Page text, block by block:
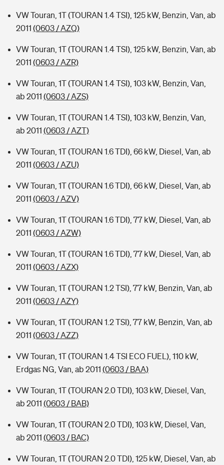
VW Touran, 1T (TOURAN 1.4 TSI), 125 kW, Benzin, Van, ab
2011 (0603 / AZQ)
VW Touran, 1T (TOURAN 1.4 TSI), 125 kW, Benzin, Van, ab
2011 (0603 / AZR)
VW Touran, 1T (TOURAN 1.4 TSI), 103 kW, Benzin, Van,
ab 2011 (0603 / AZS)
VW Touran, 1T (TOURAN 1.4 TSI), 103 kW, Benzin, Van,
ab 2011 (0603 / AZT)
VW Touran, 1T (TOURAN 1.6 TDI), 66 kW, Diesel, Van, ab
2011 (0603 / AZU)
VW Touran, 1T (TOURAN 1.6 TDI), 66 kW, Diesel, Van, ab
2011 (0603 / AZV)
VW Touran, 1T (TOURAN 1.6 TDI), 77 kW, Diesel, Van, ab
2011 (0603 / AZW)
VW Touran, 1T (TOURAN 1.6 TDI), 77 kW, Diesel, Van, ab
2011 (0603 / AZX)
VW Touran, 1T (TOURAN 1.2 TSI), 77 kW, Benzin, Van, ab
2011 (0603 / AZY)
VW Touran, 1T (TOURAN 1.2 TSI), 77 kW, Benzin, Van, ab
2011 (0603 / AZZ)
VW Touran, 1T (TOURAN 1.4 TSI ECO FUEL), 110 kW,
Erdgas NG, Van, ab 2011 (0603 / BAA)
VW Touran, 1T (TOURAN 2.0 TDI), 103 kW, Diesel, Van,
ab 2011 (0603 / BAB)
VW Touran, 1T (TOURAN 2.0 TDI), 103 kW, Diesel, Van,
ab 2011 (0603 / BAC)
VW Touran, 1T (TOURAN 2.0 TDI), 125 kW, Diesel, Van, ab